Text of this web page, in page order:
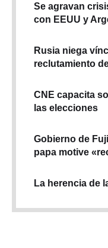
Se agravan
con EEUU y
Rusia niega
reclutamiento
CNE capacita
las elecciones
Gobierno de
papa motive
La herencia de